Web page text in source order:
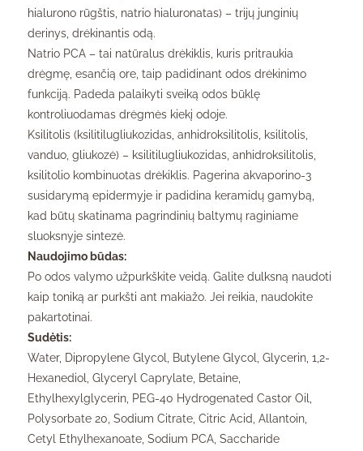
hialurono rūgštis, natrio hialuronatas) – trijų junginių
derinys, drėkinantis odą.
Natrio PCA – tai natūralus drėkiklis, kuris pritraukia
drėgmę, esančią ore, taip padidinant odos drėkinimo
funkciją. Padeda palaikyti sveiką odos būklę
kontroliuodamas drėgmės kiekį odoje.
Ksilitolis (ksilitilugliukozidas, anhidroksilitolis, ksilitolis,
vanduo, gliukozė) – ksilitilugliukozidas, anhidroksilitolis,
ksilitolio kombinuotas drėkiklis. Pagerina akvaporino-3
susidarymą epidermyje ir padidina keramidų gamybą,
kad būtų skatinama pagrindinių baltymų raginiame
sluoksnyje sintezė.
Naudojimo būdas:
Po odos valymo užpurkškite veidą. Galite dulksną naudoti
kaip toniką ar purkšti ant makiažo. Jei reikia, naudokite
pakartotinai.
Sudėtis:
Water, Dipropylene Glycol, Butylene Glycol, Glycerin, 1,2-
Hexanediol, Glyceryl Caprylate, Betaine,
Ethylhexylglycerin, PEG-40 Hydrogenated Castor Oil,
Polysorbate 20, Sodium Citrate, Citric Acid, Allantoin,
Cetyl Ethylhexanoate, Sodium PCA, Saccharide